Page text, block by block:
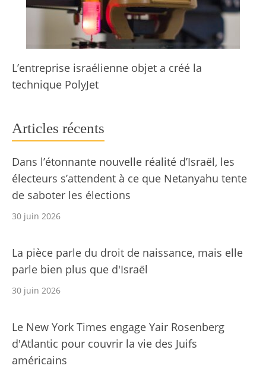
L’entreprise israélienne objet a créé la
technique PolyJet
Articles récents
Dans l’étonnante nouvelle réalité d’Israël, les
électeurs s’attendent à ce que Netanyahu tente
de saboter les élections
30 juin 2026
La pièce parle du droit de naissance, mais elle
parle bien plus que d'Israël
30 juin 2026
Le New York Times engage Yair Rosenberg
d'Atlantic pour couvrir la vie des Juifs
américains